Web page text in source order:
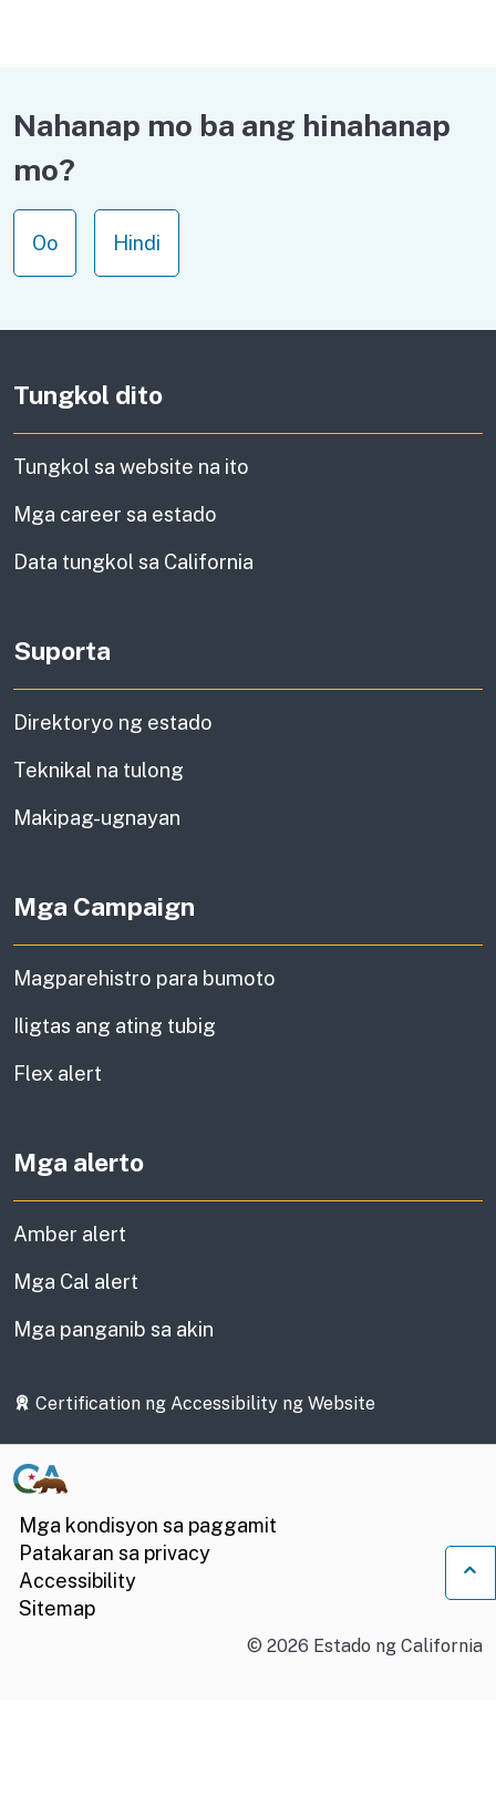
Nahanap mo ba ang hinahanap
mo?
Oo Hindi
Tungkol dito
Tungkol sa website na ito
Mga career sa estado
Data tungkol sa California
Suporta
Direktoryo ng estado
Teknikal na tulong
Makipag-ugnayan
Mga Campaign
Magparehistro para bumoto
Iligtas ang ating tubig
Flex alert
Mga alerto
Amber alert
Mga Cal alert
Mga panganib sa akin
Certification ng Accessibility ng Website
Mga kondisyon sa paggamit
Patakaran sa privacy
Accessibility
Sitemap
© 2026 Estado ng California